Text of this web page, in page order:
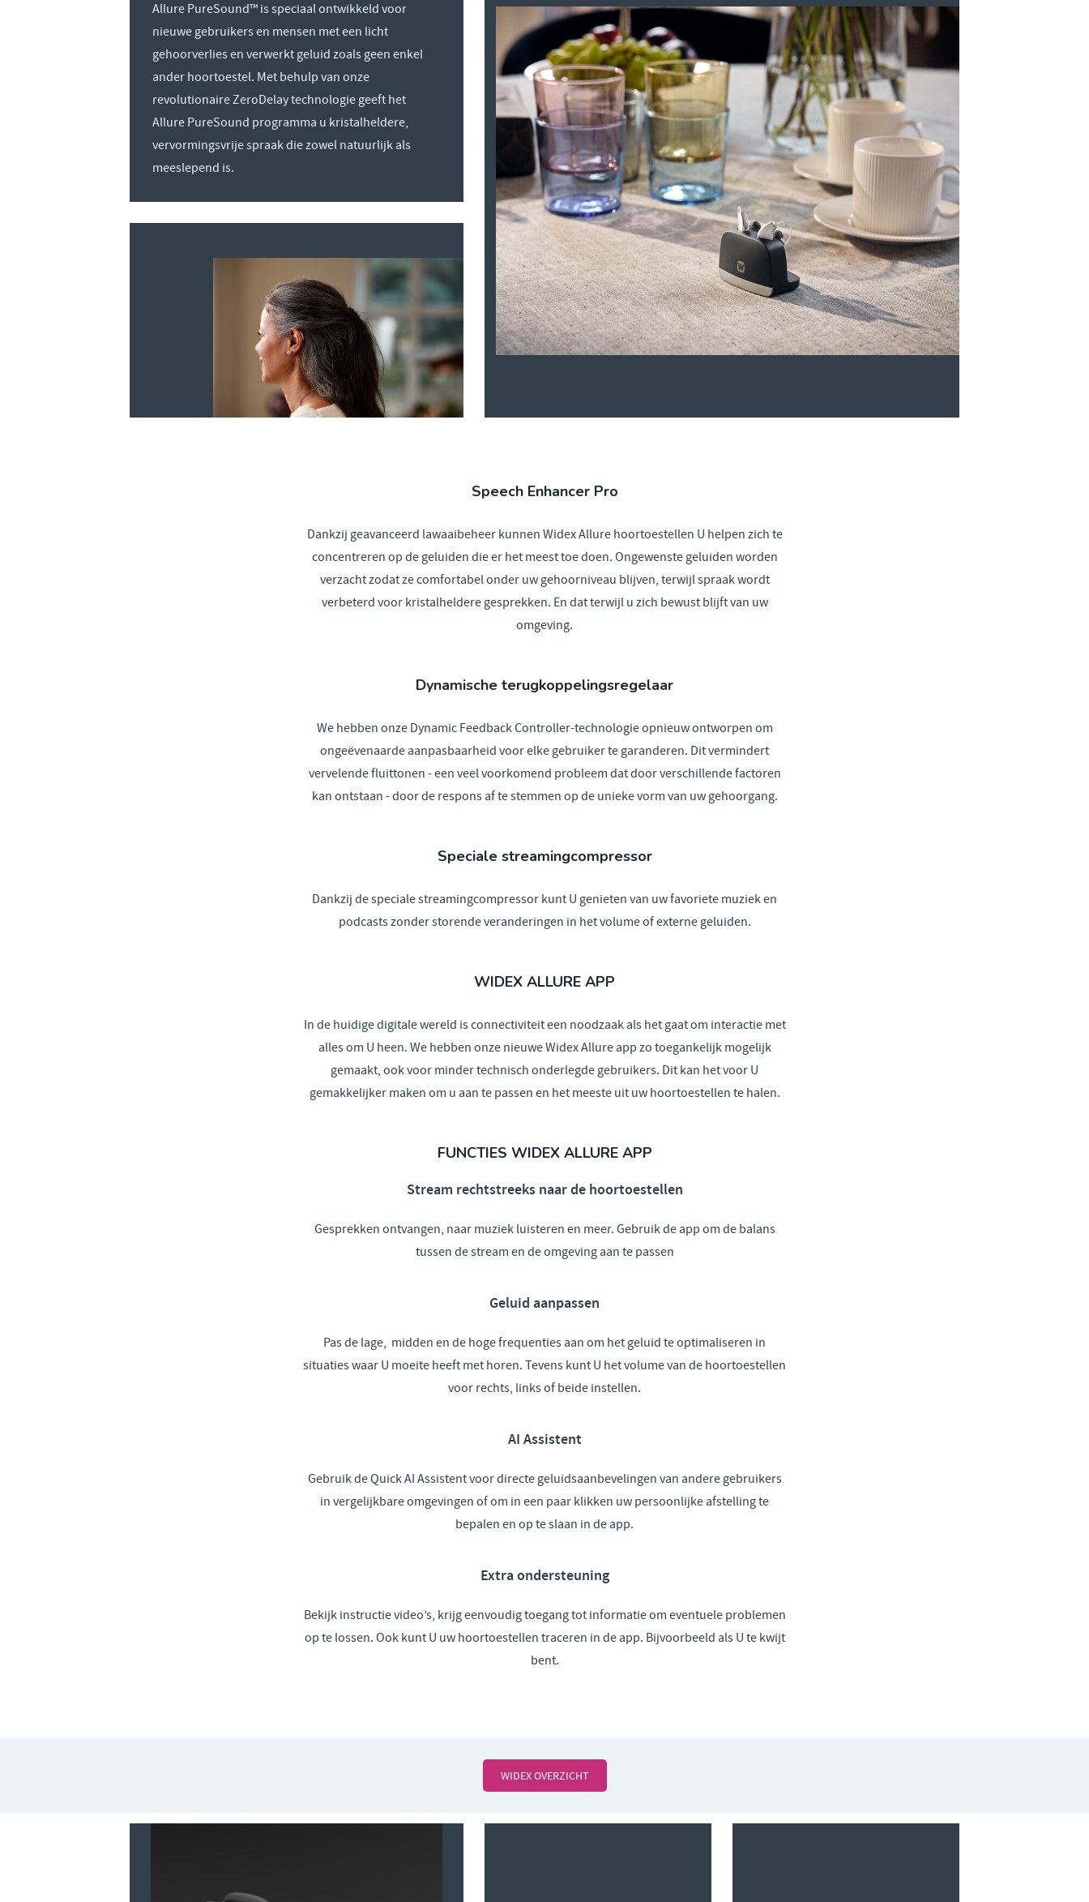
Allure PureSound™ is speciaal ontwikkeld voor
nieuwe gebruikers en mensen met een licht
gehoorverlies en verwerkt geluid zoals geen enkel
ander hoortoestel. Met behulp van onze
revolutionaire ZeroDelay technologie geeft het
Allure PureSound programma u kristalheldere,
vervormingsvrije spraak die zowel natuurlijk als
meeslepend is.
Speech Enhancer Pro
Dankzij geavanceerd lawaaibeheer kunnen Widex Allure hoortoestellen U helpen zich te
concentreren op de geluiden die er het meest toe doen. Ongewenste geluiden worden
verzacht zodat ze comfortabel onder uw gehoorniveau blijven, terwijl spraak wordt
verbeterd voor kristalheldere gesprekken. En dat terwijl u zich bewust blijft van uw
omgeving.
Dynamische terugkoppelingsregelaar
We hebben onze Dynamic Feedback Controller-technologie opnieuw ontworpen om
ongeëvenaarde aanpasbaarheid voor elke gebruiker te garanderen. Dit vermindert
vervelende fluittonen - een veel voorkomend probleem dat door verschillende factoren
kan ontstaan - door de respons af te stemmen op de unieke vorm van uw gehoorgang.
Speciale streamingcompressor
Dankzij de speciale streamingcompressor kunt U genieten van uw favoriete muziek en
podcasts zonder storende veranderingen in het volume of externe geluiden.
WIDEX ALLURE APP
In de huidige digitale wereld is connectiviteit een noodzaak als het gaat om interactie met
alles om U heen. We hebben onze nieuwe Widex Allure app zo toegankelijk mogelijk
gemaakt, ook voor minder technisch onderlegde gebruikers. Dit kan het voor U
gemakkelijker maken om u aan te passen en het meeste uit uw hoortoestellen te halen.
FUNCTIES WIDEX ALLURE APP
Stream rechtstreeks naar de hoortoestellen
Gesprekken ontvangen, naar muziek luisteren en meer. Gebruik de app om de balans
tussen de stream en de omgeving aan te passen
Geluid aanpassen
Pas de lage, midden en de hoge frequenties aan om het geluid te optimaliseren in
situaties waar U moeite heeft met horen. Tevens kunt U het volume van de hoortoestellen
voor rechts, links of beide instellen.
AI Assistent
Gebruik de Quick AI Assistent voor directe geluidsaanbevelingen van andere gebruikers
in vergelijkbare omgevingen of om in een paar klikken uw persoonlijke afstelling te
bepalen en op te slaan in de app.
Extra ondersteuning
Bekijk instructie video’s, krijg eenvoudig toegang tot informatie om eventuele problemen
op te lossen. Ook kunt U uw hoortoestellen traceren in de app. Bijvoorbeeld als U te kwijt
bent.
WIDEX OVERZICHT